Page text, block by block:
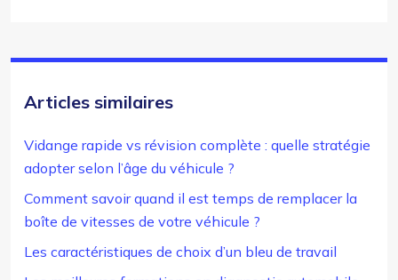
Articles similaires
Vidange rapide vs révision complète : quelle stratégie
adopter selon l’âge du véhicule ?
Comment savoir quand il est temps de remplacer la
boîte de vitesses de votre véhicule ?
Les caractéristiques de choix d’un bleu de travail